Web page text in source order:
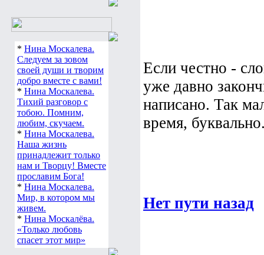
* Нина Москалева.
Следуем за зовом
своей души и творим
добро вместе с вами!
* Нина Москалева.
Тихий разговор с
тобою. Помним,
любим, скучаем.
* Нина Москалева.
Наша жизнь
принадлежит только
нам и Творцу! Вместе
прославим Бога!
* Нина Москалева.
Мир, в котором мы
живем.
* Нина Москалёва.
«Только любовь
спасет этот мир»
Если честно -
уже давно
написано. Так
время,
Нет пути назад